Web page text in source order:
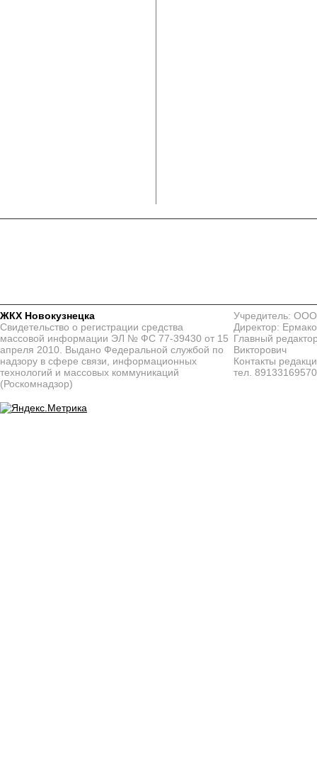
ЖКХ Новокузнецка
Свидетельство о регистрации средства
массовой информации ЭЛ № ФС 77-39430 от 15
апреля 2010. Выдано Федеральной службой по
надзору в сфере связи, информационных
технологий и массовых коммуникаций
(Роскомнадзор)
Учредитель:
Директор:
Главный
Викторович
Контакты
тел. 89133169570